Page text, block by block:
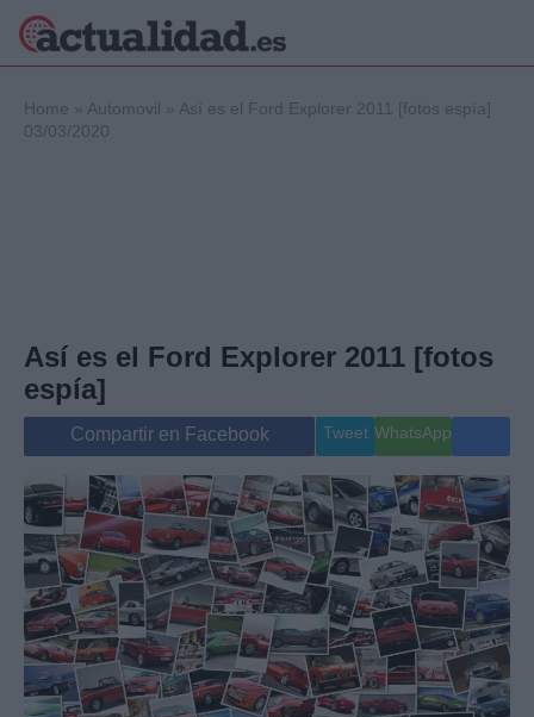
Internacional
Viajes
Salud y Bienestar
Gente
Musica
Home » Automovil » Así es el Ford Explorer 2011 [fotos espía]
03/03/2020
Así es el Ford Explorer 2011 [fotos
espía]
Compartir en Facebook Tweet WhatsApp